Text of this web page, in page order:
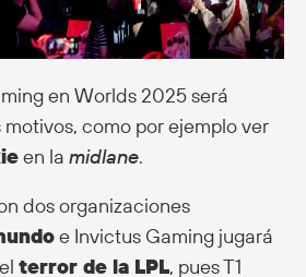
en Worlds 2025 será
como por ejemplo ver
en la midlane.
dos organizaciones
e Invictus Gaming jugará
terror de la LPL, pues T1